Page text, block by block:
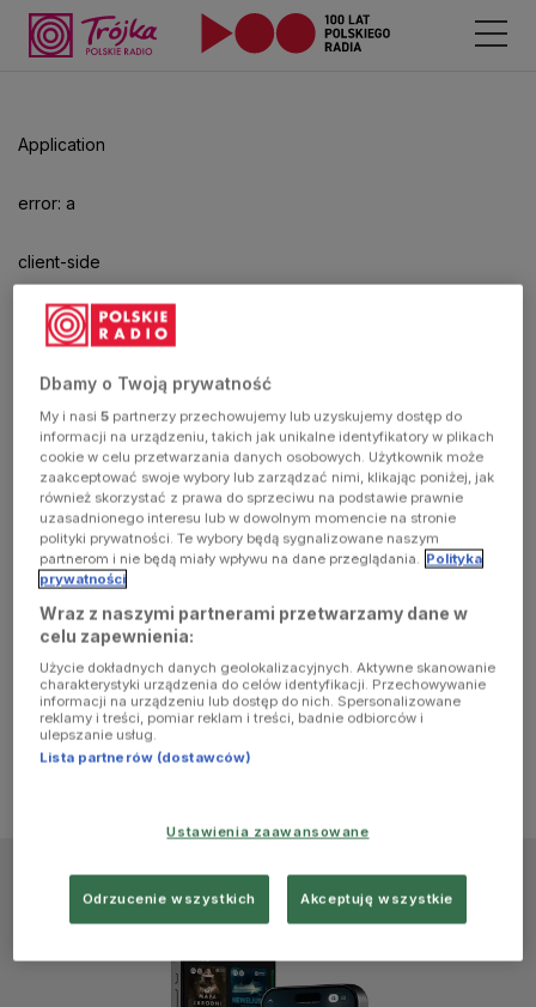
Application
error: a
client-side
exception
has
occurred
(see the
browser
console for
more
information)
aby
odtwarzać.
Dbamy o Twoją prywatność
My i nasi5 partnerzy przechowujemy lub uzyskujemy dostęp do
informacji na urządzeniu, takich jak unikalne identyfikatory w plikach
cookie w celu przetwarzania danych osobowych. Użytkownik może
zaakceptować swoje wybory lub zarządzać nimi, klikając poniżej, jak
również skorzystać z prawa do sprzeciwu na podstawie prawnie
uzasadnionego interesu lub w dowolnym momencie na stronie
polityki prywatności. Te wybory będą sygnalizowane naszym
partnerom i nie będą miały wpływu na dane przeglądania. Polityka
prywatności
Wraz z naszymi partnerami przetwarzamy dane w
celu zapewnienia:
Użycie dokładnych danych geolokalizacyjnych. Aktywne skanowanie
charakterystyki urządzenia do celów identyfikacji. Przechowywanie
informacji na urządzeniu lub dostęp do nich. Spersonalizowane
reklamy i treści, pomiar reklam i treści, badnie odbiorców i
ulepszanie usług.
Lista partnerów (dostawców)
Ustawienia zaawansowane
Odrzucenie wszystkich Akceptuję wszystkie